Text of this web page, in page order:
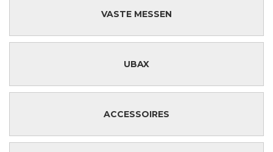
VASTE MESSEN
UBAX
ACCESSOIRES